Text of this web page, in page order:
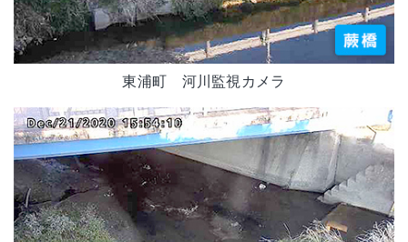
東浦町 河川監視カメラ